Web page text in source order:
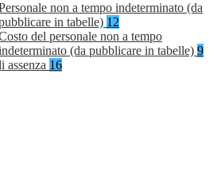
non a tempo indeterminato (da
in tabelle) 12
del personale non a tempo
(da pubblicare in tabelle) 9
assenza 16